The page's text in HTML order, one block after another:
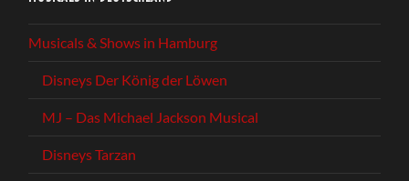
Musicals & Shows in Hamburg
Disneys Der König der Löwen
MJ – Das Michael Jackson Musical
Disneys Tarzan